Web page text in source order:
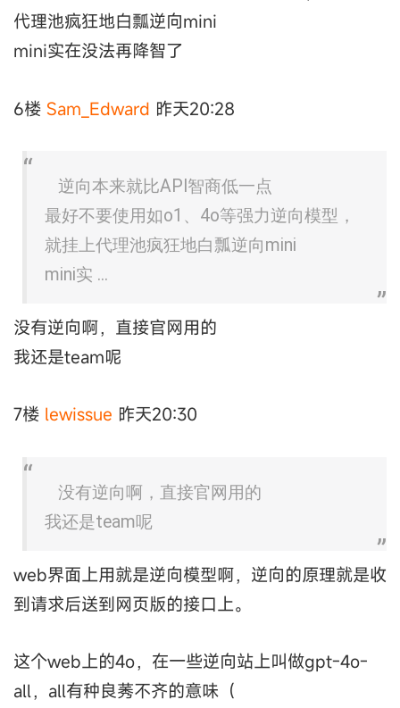
代理池疯狂地白瓢逆向mini
mini实在没法再降智了
6楼 Sam_Edward 昨天20:28
逆向本来就比API智商低一点
最好不要使用如o1、4o等强力逆向模型，
就挂上代理池疯狂地白瓢逆向mini
mini实 ...
没有逆向啊，直接官网用的
我还是team呢
7楼 lewissue 昨天20:30
没有逆向啊，直接官网用的
我还是team呢
web界面上用就是逆向模型啊，逆向的原理就是收
到请求后送到网页版的接口上。
这个web上的4o，在一些逆向站上叫做gpt-4o-
all，all有种良莠不齐的意味（